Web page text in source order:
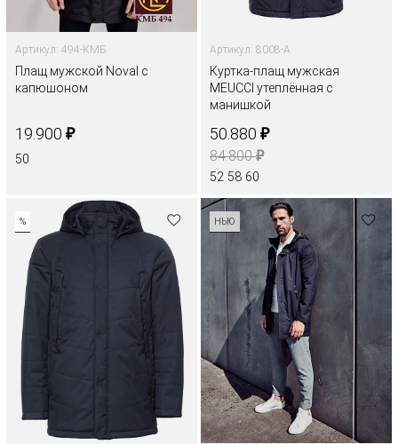
Артикул: 494-КМБ
Плащ мужской Noval с
капюшоном
19.900 ₽
50
Артикул: 8008-A
Куртка-плащ мужская
MEUCCI утеплённая с
манишкой
50.880 ₽
84.800₽
52 58 60
% НЬЮ